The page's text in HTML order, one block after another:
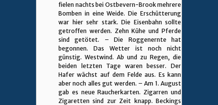
fielen nachts bei Ostbevern-Brook mehrere
Bomben in eine Weide. Die Erschütterung
war hier sehr stark. Die Eisenbahn sollte
getroffen werden. Zehn Kühe und Pferde
sind getötet. – Die Roggenernte hat
begonnen. Das Wetter ist noch nicht
günstig. Westwind. Ab und zu Regen, die
beiden letzten Tage waren besser. Der
Hafer wächst auf dem Felde aus. Es kann
aber noch alles gut werden. – Am 1. August
gab es neue Raucherkarten. Zigarren und
Zigaretten sind zur Zeit knapp. Beckings